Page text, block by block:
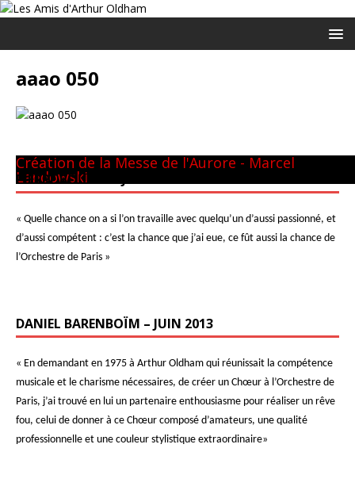
aaao 050
Panthéon - 22 mai 1981
CM GUILINI
Arthur & Daniel
à New-York
avec L. Naouri à Orange
A Tel-Aviv
Avec Michel Plasson
Dernier requiem à Turin
Concert inaugural - Te Deum de Berlioz
Avec Seiji Ozawa
Création de la Messe de l'Aurore - Marcel
Landowski
PIERRE BOULEZ – JUIN 2013
« Quelle chance on a si l’on travaille avec quelqu’un d’aussi passionné, et
d’aussi compétent : c’est la chance que j’ai eue, ce fût aussi la chance de
l’Orchestre de Paris »
DANIEL BARENBOÏM – JUIN 2013
« En demandant en 1975 à Arthur Oldham qui réunissait la compétence
musicale et le charisme nécessaires, de créer un Chœur à l’Orchestre de
Paris, j’ai trouvé en lui un partenaire enthousiasme pour réaliser un rêve
fou, celui de donner à ce Chœur composé d’amateurs, une qualité
professionnelle et une couleur stylistique extraordinaire»